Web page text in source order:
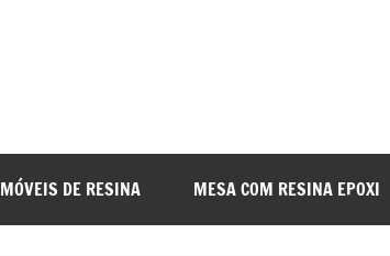
MÓVEIS DE RESINA MESA COM RESINA EPOXI